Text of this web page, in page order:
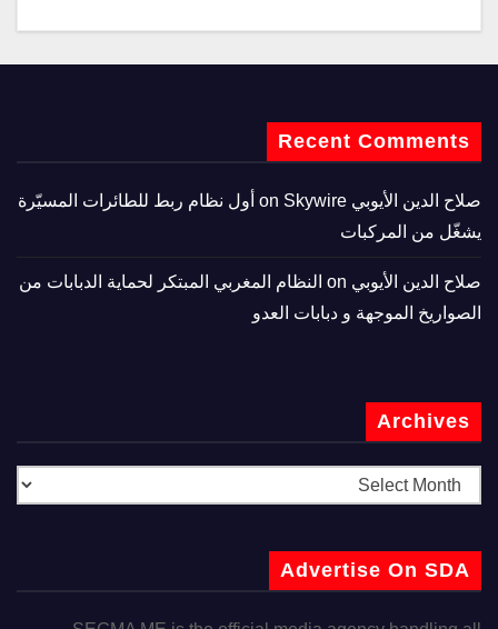
Recent Comments
صلاح الدين الأيوبي
Skywire أول نظام ربط للطائرات المسيّرة
يشغّل من المركبات
صلاح الدين الأيوبي
النظام المغربي المبتكر لحماية الدبابات من
الصواريخ الموجهة و دبابات العدو
Archives
Advertise On SDA